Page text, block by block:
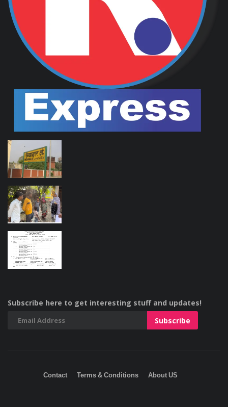
Subscribe here to get interesting stuff and updates!
Contact Terms & Conditions About US